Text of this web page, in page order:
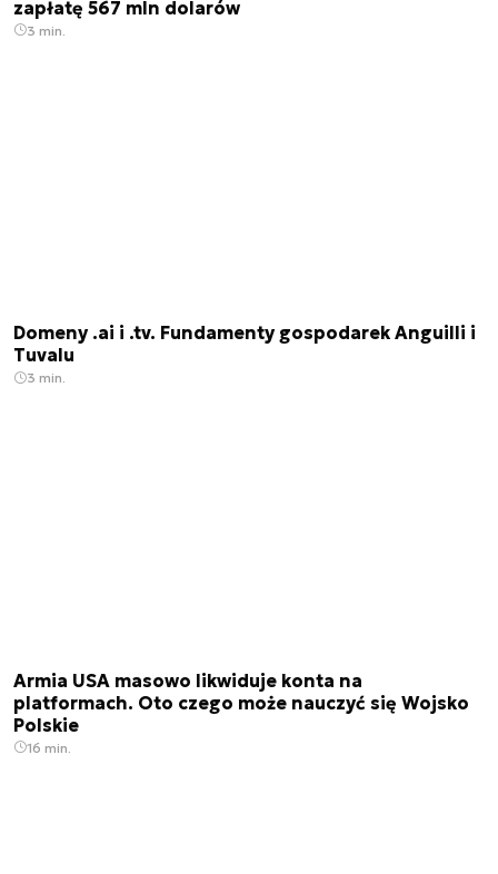
zapłatę 567 mln dolarów
3 min.
Domeny .ai i .tv. Fundamenty gospodarek Anguilli i
Tuvalu
3 min.
Armia USA masowo likwiduje konta na
platformach. Oto czego może nauczyć się Wojsko
Polskie
16 min.